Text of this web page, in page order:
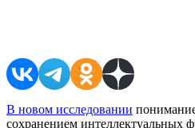
В новом исследовании
сохранением